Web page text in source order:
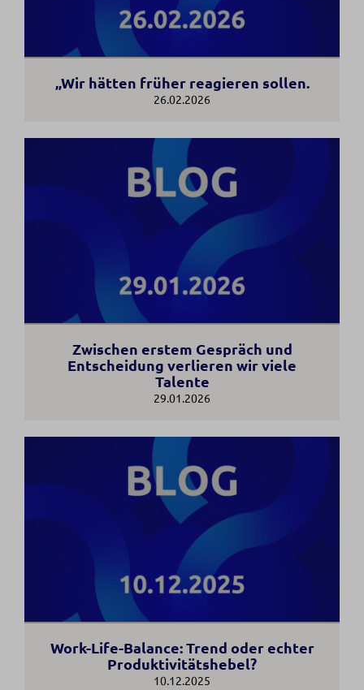
„Wir hätten früher reagieren sollen.
26.02.2026
Zwischen erstem Gespräch und
Entscheidung verlieren wir viele
Talente
29.01.2026
Work-Life-Balance: Trend oder echter
Produktivitätshebel?
10.12.2025